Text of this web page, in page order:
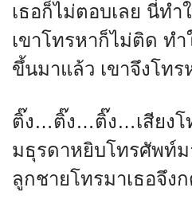
เธอก็ไม่ตอบเลย นี่ทำ
เขาโทรหาก็ไม่ติด ทำ
ขึ้นมาแล้ว เขาจึงโท
ติ๊ง…ติ๊ง…ติ๊ง…เสียงโ
มธุรดาหยิบโทรศัพท์ม
ลูกชายโทรมาเธอจึง